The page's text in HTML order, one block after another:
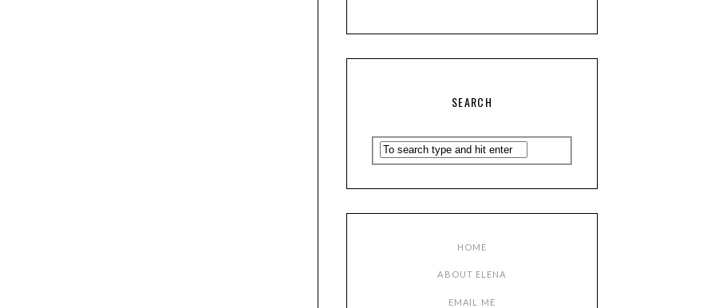
SEARCH
HOME
ABOUT ELENA
EMAIL ME